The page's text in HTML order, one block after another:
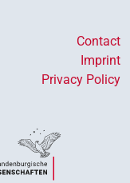
Contact
Imprint
Privacy Policy